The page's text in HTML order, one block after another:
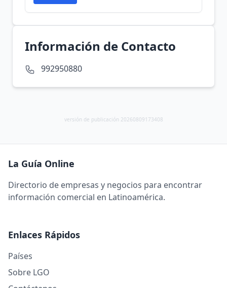
Información de Contacto
992950880
versión de publicación 20260809173408
La Guía Online
Directorio de empresas y negocios para encontrar
información comercial en Latinoamérica.
Enlaces Rápidos
Países
Sobre LGO